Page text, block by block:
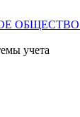
ОБЩЕСТВО
учета